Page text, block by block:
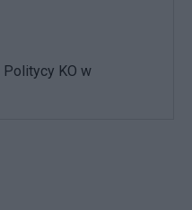
Politycy KO w